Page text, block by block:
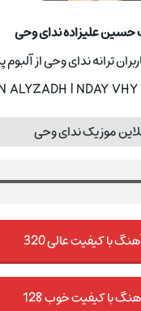
حسین علیزاده ندای وحی
ترانه ندای وحی از
ALYZADH | NDAY
موزیک ندای وحی
با کیفیت عالی 320
با کیفیت خوب 128